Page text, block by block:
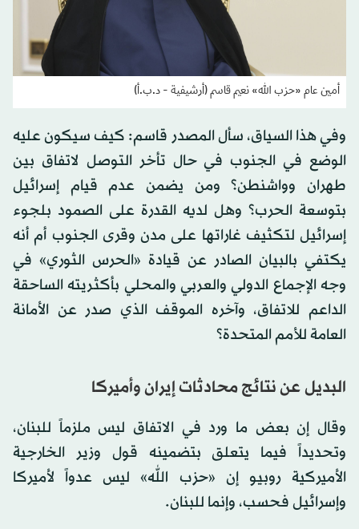
أمين عام «حزب الله» نعيم قاسم (أرشيفية - د.ب.أ)
وفي هذا السياق، سأل المصدر قاسم: كيف سيكون عليه
الوضع في الجنوب في حال تأخر التوصل لاتفاق بين
طهران وواشنطن؟ ومن يضمن عدم قيام إسرائيل
بتوسعة الحرب؟ وهل لديه القدرة على الصمود بلجوء
إسرائيل لتكثيف غاراتها على مدن وقرى الجنوب أم أنه
يكتفي بالبيان الصادر عن قيادة «الحرس الثوري» في
وجه الإجماع الدولي والعربي والمحلي بأكثريته الساحقة
الداعم للاتفاق، وآخره الموقف الذي صدر عن الأمانة
العامة للأمم المتحدة؟
البديل عن نتائج محادثات إيران وأميركا
وقال إن بعض ما ورد في الاتفاق ليس ملزماً للبنان،
وتحديداً فيما يتعلق بتضمينه قول وزير الخارجية
الأميركية روبيو إن «حزب الله» ليس عدواً لأميركا
وإسرائيل فحسب، وإنما للبنان.